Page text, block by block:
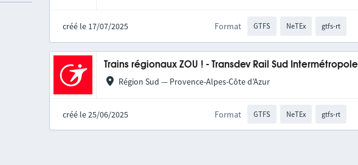
créé le 17/07/2025 Format GTFS NeTEx gtfs-rt
Trains régionaux ZOU ! - Transdev Rail Sud Intermétropole
Région Sud — Provence-Alpes-Côte d’Azur
créé le 25/06/2025 Format GTFS NeTEx gtfs-rt